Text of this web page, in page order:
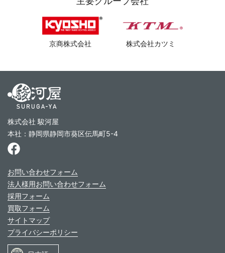
京商株式会社 株式会社カツミ
株式会社 駿河屋
本社：静岡県静岡市葵区伝馬町5-4
お問い合わせフォーム
法人様用お問い合わせフォーム
採用フォーム
買取フォーム
サイトマップ
プライバシーポリシー